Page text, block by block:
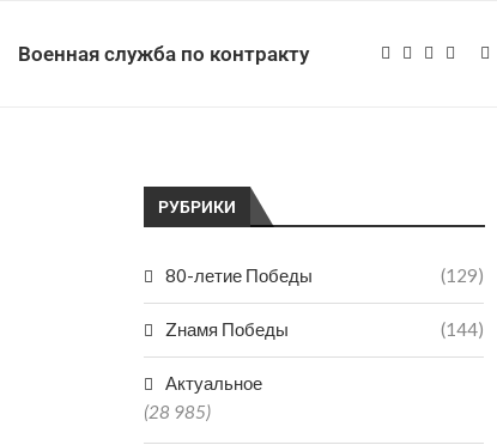
Военная служба по контракту
РУБРИКИ
80-летие Победы (129)
Zнамя Победы (144)
Актуальное
(28 985)